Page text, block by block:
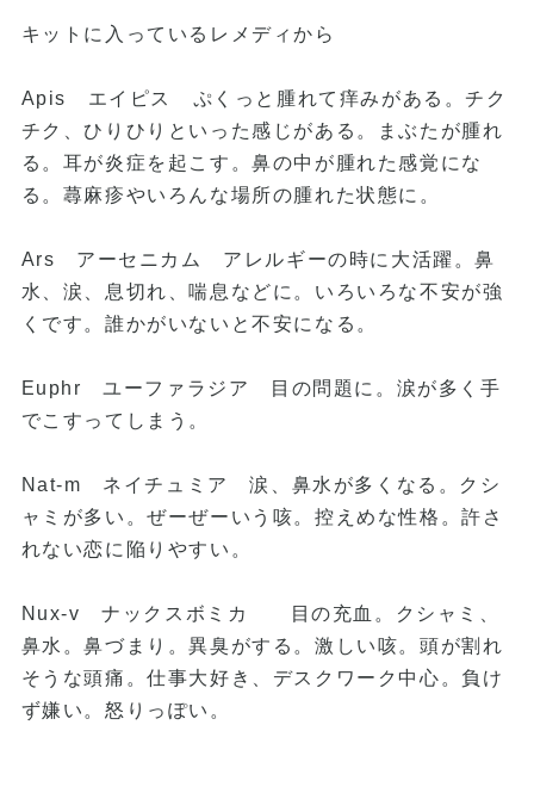
キットに入っているレメディから
Apis エイピス ぷくっと腫れて痒みがある。チク
チク、ひりひりといった感じがある。まぶたが腫れ
る。耳が炎症を起こす。鼻の中が腫れた感覚にな
る。蕁麻疹やいろんな場所の腫れた状態に。
Ars アーセニカム アレルギーの時に大活躍。鼻
水、涙、息切れ、喘息などに。いろいろな不安が強
くです。誰かがいないと不安になる。
Euphr ユーファラジア 目の問題に。涙が多く手
でこすってしまう。
Nat-m ネイチュミア 涙、鼻水が多くなる。クシ
ャミが多い。ぜーぜーいう咳。控えめな性格。許さ
れない恋に陥りやすい。
Nux-v ナックスボミカ 目の充血。クシャミ、
鼻水。鼻づまり。異臭がする。激しい咳。頭が割れ
そうな頭痛。仕事大好き、デスクワーク中心。負け
ず嫌い。怒りっぽい。